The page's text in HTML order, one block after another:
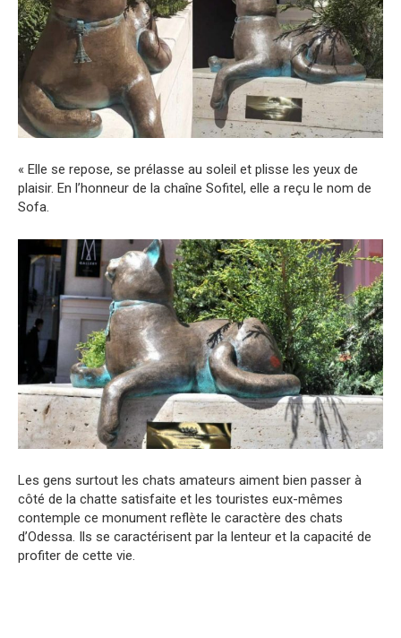
« Elle se repose, se prélasse au soleil et plisse les yeux de
plaisir. En l’honneur de la chaîne Sofitel, elle a reçu le nom de
Sofa.
Les gens surtout les chats amateurs aiment bien passer à
côté de la chatte satisfaite et les touristes eux-mêmes
contemple ce monument reflète le caractère des chats
d’Odessa. Ils se caractérisent par la lenteur et la capacité de
profiter de cette vie.